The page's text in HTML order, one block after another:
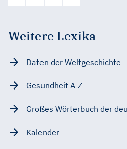
Weitere Lexika
Daten der Weltgeschichte
Gesundheit A-Z
Großes Wörterbuch der
Kalender